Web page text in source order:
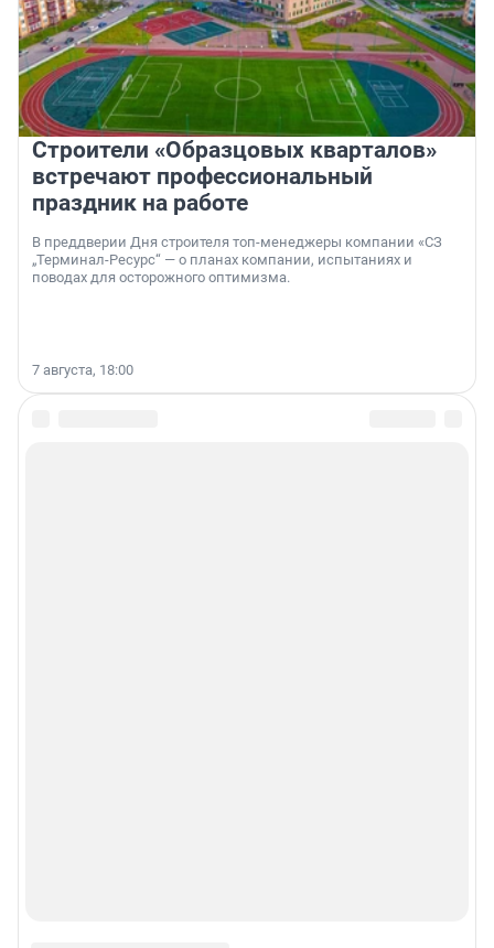
Строители «Образцовых кварталов»
встречают профессиональный
праздник на работе
В преддверии Дня строителя топ-менеджеры компании «СЗ
„Терминал-Ресурс“ — о планах компании, испытаниях и
поводах для осторожного оптимизма.
7 августа, 18:00